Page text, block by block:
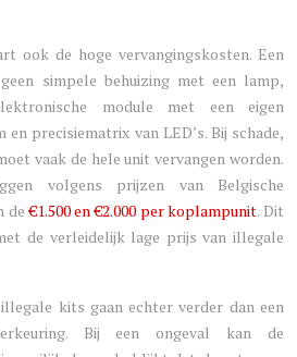
ook de hoge vervangingskosten. Een
simpele behuizing met een lamp,
module met een eigen
en precisiematrix van LED’s. Bij schade,
vaak de hele unit vervangen worden.
volgens prijzen van Belgische
de€1.500 en €2.000 per koplampunit. Dit
de verleidelijk lage prijs van illegale
kits gaan echter verder dan een
Bij een ongeval kan de